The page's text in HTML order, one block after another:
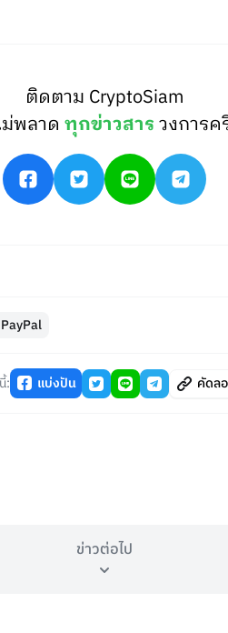
ติดตาม CryptoSiam
ม่พลาดทุกข่าวสารวงการ
PayPal
: แบ่งปัน คัดล
ข่าวต่อไป